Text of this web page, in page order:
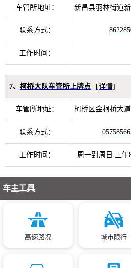
车管所地址： 新昌县羽林街道
联系方式：
工作时间：
7、 柯桥大队车管所上牌点 [详情]
车管所地址： 柯桥区金柯桥大
联系方式：
工作时间： 周一到周日 上午
车主工具
高速路况 城市限行